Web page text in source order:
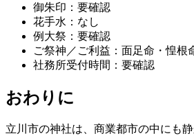
御朱印：要確認
花手水：なし
例大祭：要確認
ご祭神／ご利益：面足命・惶根
社務所受付時間：要確認
おわりに
立川市の神社は、商業都市の中にも